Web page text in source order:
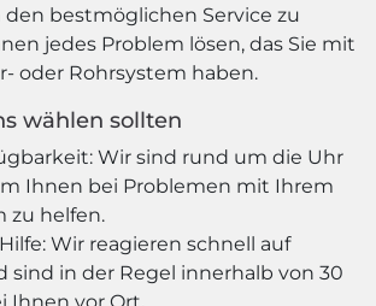
bestmöglichen Service zu
jedes Problem lösen, das Sie mit
oder Rohrsystem haben.
wählen sollten
Wir sind rund um die Uhr
Ihnen bei Problemen mit Ihrem
zu helfen.
Wir reagieren schnell auf
sind in der Regel innerhalb von 30